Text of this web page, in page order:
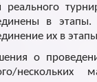
реального
в этапы.
их в
о
нескольких